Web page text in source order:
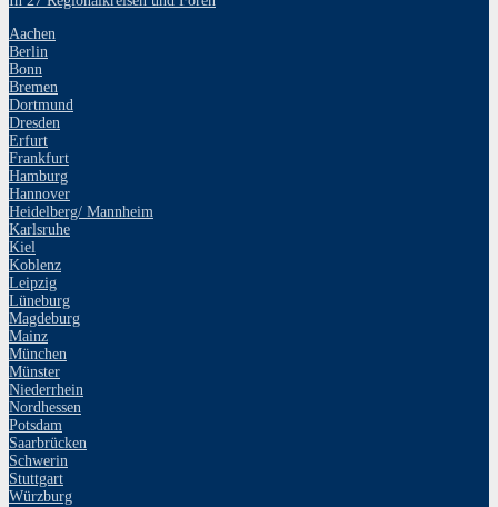
Aachen
Berlin
Bonn
Bremen
Dortmund
Dresden
Erfurt
Frankfurt
Hamburg
Hannover
Heidelberg/ Mannheim
Karlsruhe
Kiel
Koblenz
Leipzig
Lüneburg
Magdeburg
Mainz
München
Münster
Niederrhein
Nordhessen
Potsdam
Saarbrücken
Schwerin
Stuttgart
Würzburg